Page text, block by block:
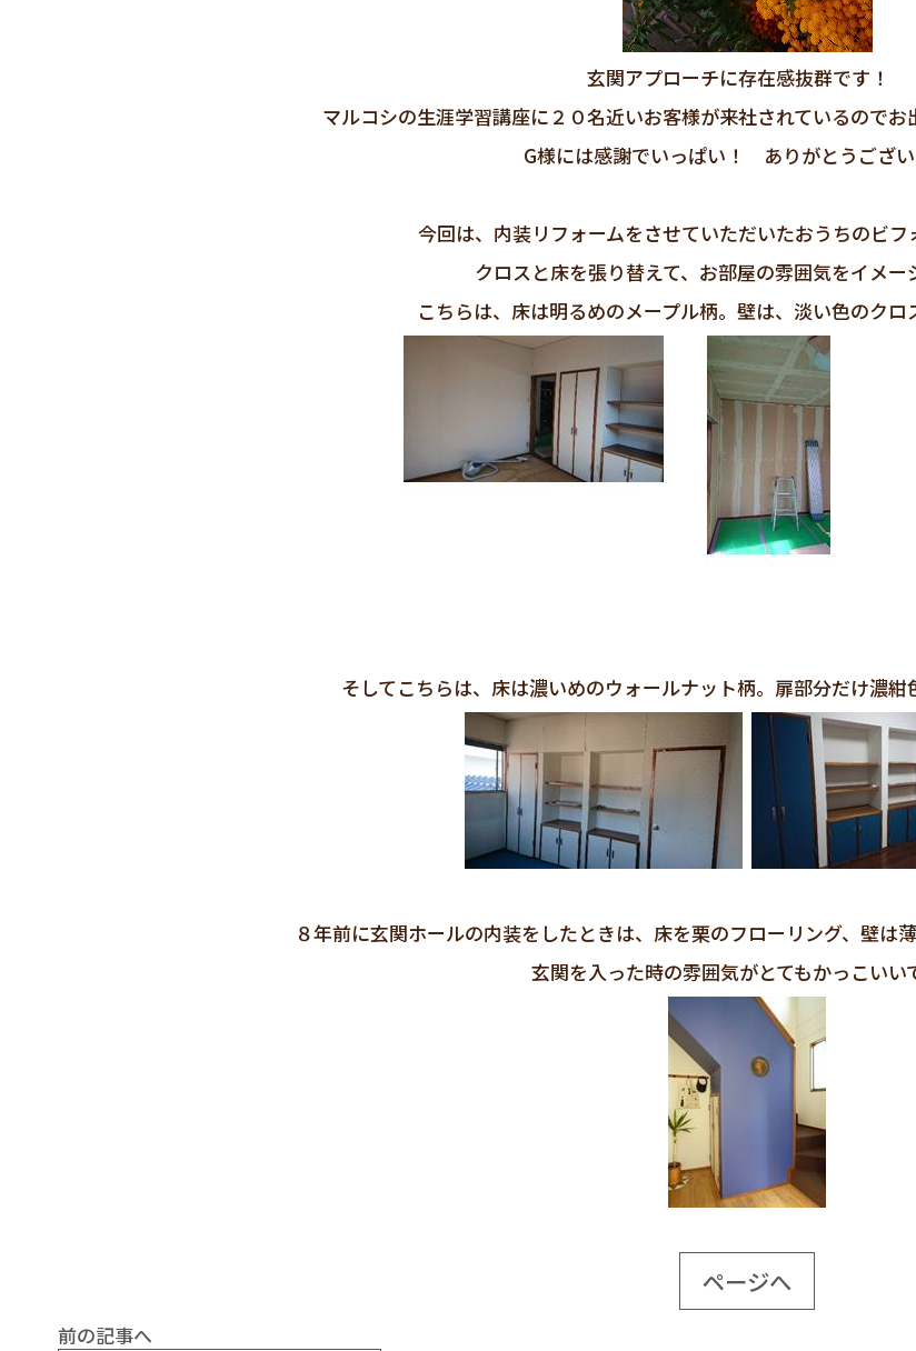
玄関アプローチに存在感抜群です！
マルコシの生涯学習講座に２０名近いお客様が来社されているのでお
G様には感謝でいっぱい！ ありがとうござい
今回は、内装リフォームをさせていただいたおうちのビフ
クロスと床を張り替えて、お部屋の雰囲気をイメー
こちらは、床は明るめのメープル柄。壁は、淡い色のクロ
そしてこちらは、床は濃いめのウォールナット柄。扉部分だけ濃紺
８年前に玄関ホールの内装をしたときは、床を栗のフローリング、壁は
玄関を入った時の雰囲気がとてもかっこいい
ページへ
前の記事へ